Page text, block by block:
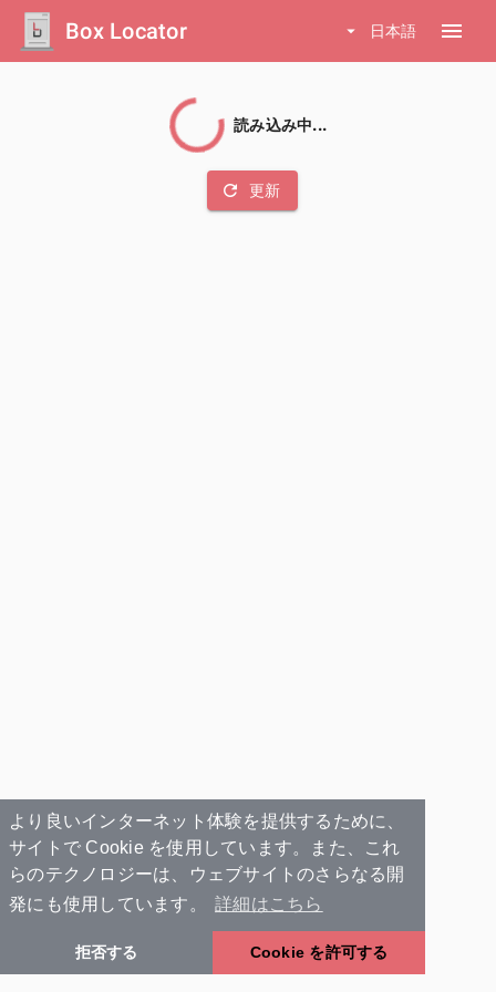
より良いインターネット体験を提供するために、
サイトで Cookie を使用しています。また、これ
らのテクノロジーは、ウェブサイトのさらなる開
発にも使用しています。
詳細はこちら
拒否する Cookie を許可する
Box Locator arrow_drop_down 日本語 menu
読み込み中...
refresh 更新